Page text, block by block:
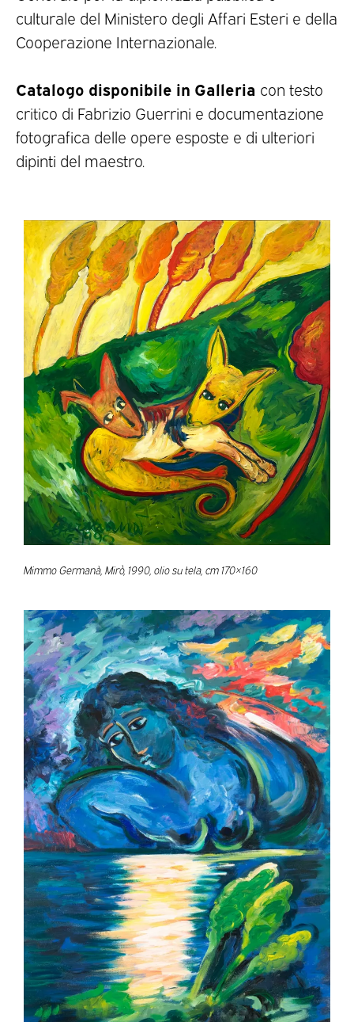
culturale del Ministero degli Affari Esteri e della
Cooperazione Internazionale.
Catalogo disponibile in Galleria con testo
critico di Fabrizio Guerrini e documentazione
fotografica delle opere esposte e di ulteriori
dipinti del maestro.
Mimmo Germanà, Mirò, 1990, olio su tela, cm 170×160